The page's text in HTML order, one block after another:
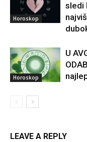
Horoskop
sledi
Horoskop
U
LEAVE A REPLY